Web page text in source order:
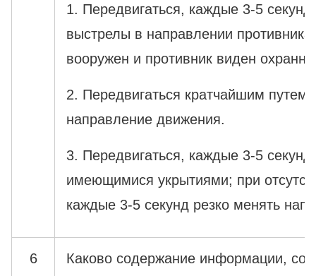
1. Передвигаться, каждые 3-5 секунд
выстрелы в направлении противника
вооружен и противник виден
2. Передвигаться кратчайшим
направление движения.
3. Передвигаться, каждые 3-5 секунд
имеющимися укрытиями; при
каждые 3-5 секунд резко менять
6
Каково содержание информации,